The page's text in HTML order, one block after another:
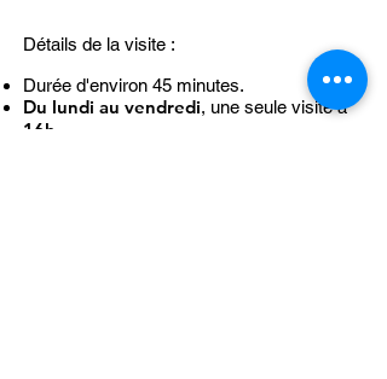
Détails de la visite :
Durée d'environ 45 minutes.
Du lundi au vendredi, une seule visite à
16h